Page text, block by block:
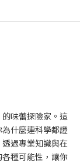
味蕾探險家。這
什麼連科學都證
過專業知識與在
種可能性，讓你